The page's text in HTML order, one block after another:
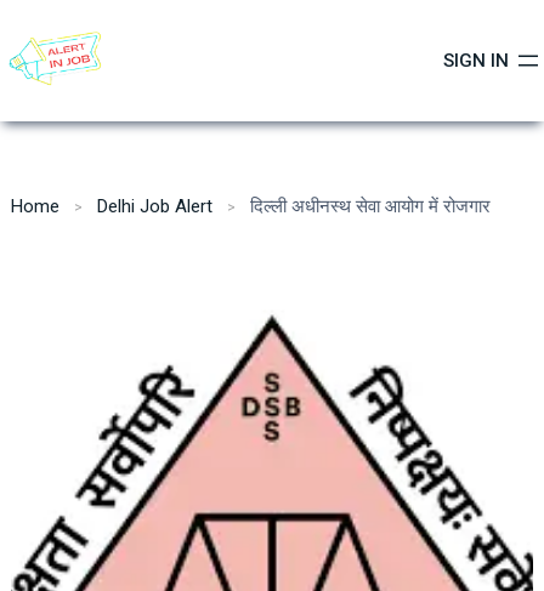
content
SIGN IN
Home Delhi Job Alert दिल्ली अधीनस्थ सेवा आयोग में रोजगार